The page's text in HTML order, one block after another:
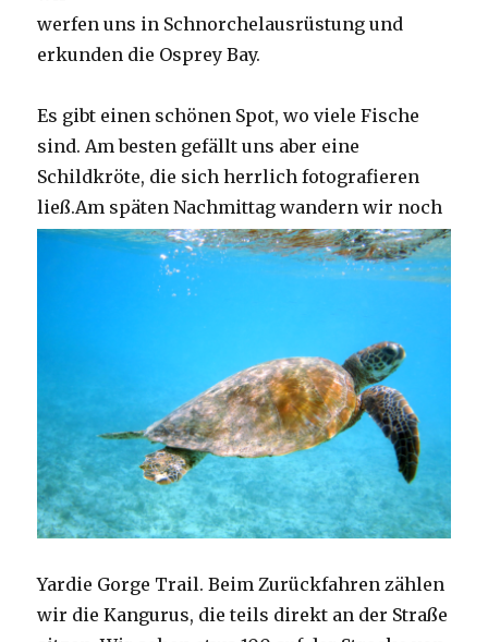
werfen uns in Schnorchelausrüstung und
erkunden die Osprey Bay.
Es gibt einen schönen Spot, wo viele Fische
sind. Am besten gefällt uns aber eine
Schildkröte, die sich herrlich fotografieren
ließ.Am späten Nachmittag wandern wir noch
Yardie Gorge Trail. Beim Zurückfahren zählen
wir die Kangurus, die teils direkt an der Straße